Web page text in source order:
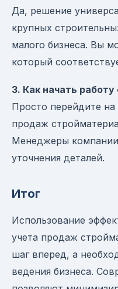
Да, решение
крупных
малого бизнеса. Вы
который
3. Как начать
Просто перейдите
продаж
Менеджеры
уточнения деталей.
Итог
Использование
учета продаж
шаг вперед, а
ведения бизнеса.